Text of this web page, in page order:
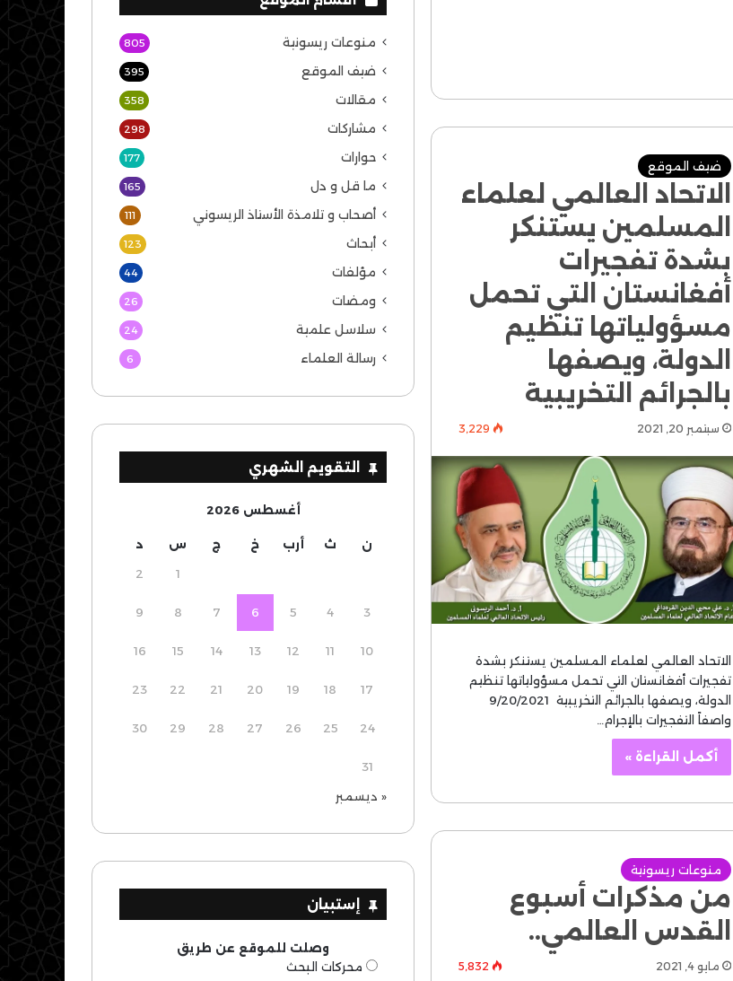
ضيف الموقع
الاتحاد العالمي لعلماء
المسلمين يستنكر
بشدة تفجيرات
أفغانستان التي تحمل
مسؤولياتها تنظيم
الدولة، ويصفها
بالجرائم التخريبية
سبتمبر 20, 2021 3٬229
الاتحاد العالمي لعلماء المسلمين يستنكر بشدة
تفجيرات أفغانستان التي تحمل مسؤولياتها تنظيم
الدولة، ويصفها بالجرائم التخريبية 9/20/2021
واصفاً التفجيرات بالإجرام…
أكمل القراءة »
منوعات ريسونية
من مذكرات أسبوع
القدس العالمي..
مايو 4, 2021 5٬832
منوعات ريسونية 805
ضيف الموقع 395
مقالات 358
مشاركات 298
حوارات 177
ما قل و دل 165
أصحاب و تلامذة الأستاذ الريسوني 111
أبحاث 123
مؤلفات 44
ومضات 26
سلاسل علمية 24
رسالة العلماء 6
التقويم الشهري
أغسطس 2026
ن ث أرب خ ج س د
1
2
3
4
5
6
7
8
9
10
11
12
13
14
15
16
17
18
19
20
21
22
23
24
25
26
27
28
29
30
31
« ديسمبر
إستبيان
وصلت للموقع عن طريق
محركات البحث